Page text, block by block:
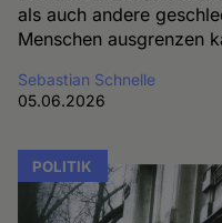
als auch andere
Menschen ausgrenzen
Sebastian Schnelle
05.06.2026
POLITIK